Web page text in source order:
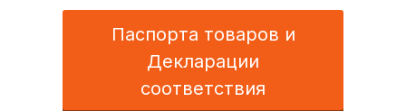
Паспорта товаров и
Декларации
соответствия